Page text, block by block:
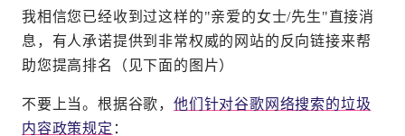
我相信您已经收到过这样的"亲爱的女士/先生"直接消
息，有人承诺提供到非常权威的网站的反向链接来帮
助您提高排名（见下面的图片）
不要上当。根据谷歌，他们针对谷歌网络搜索的垃圾
内容政策规定 ：